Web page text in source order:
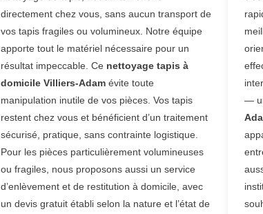
directement chez vous, sans aucun transport de
vos tapis fragiles ou volumineux. Notre équipe
apporte tout le matériel nécessaire pour un
résultat impeccable. Ce nettoyage tapis à
domicile Villiers-Adam évite toute
manipulation inutile de vos pièces. Vos tapis
restent chez vous et bénéficient d’un traitement
sécurisé, pratique, sans contrainte logistique.
Pour les pièces particulièrement volumineuses
ou fragiles, nous proposons aussi un service
d’enlèvement et de restitution à domicile, avec
un devis gratuit établi selon la nature et l’état de
—